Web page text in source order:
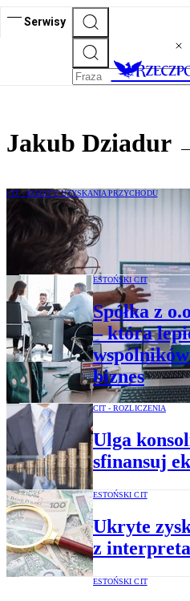
Serwisy
Jakub Dziadur
CIT - KOSZTY UZYSKANIA PRZYCHODU
Ulga B+R a IP Box –
tworzenie i
ESTOŃSKI CIT
Spółka z
– która
biznes
CIT - ROZLICZENIA
Ulga
sfinansuj
ESTOŃSKI CIT
Ukryte
z
ESTOŃSKI CIT